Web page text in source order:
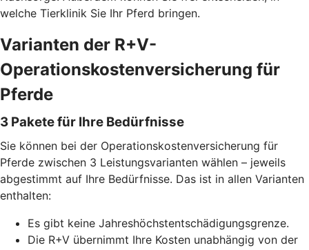
welche Tierklinik Sie Ihr Pferd bringen.
Varianten der R+V-
Operationskostenversicherung für
Pferde
3 Pakete für Ihre Bedürfnisse
Sie können bei der Operationskostenversicherung für
Pferde zwischen 3 Leistungsvarianten wählen – jeweils
abgestimmt auf Ihre Bedürfnisse. Das ist in allen Varianten
enthalten:
Es gibt keine Jahreshöchstentschädigungsgrenze.
Die R+V übernimmt Ihre Kosten unabhängig von der